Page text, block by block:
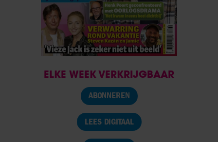
ELKE WEEK VERKRIJGBAAR
ABONNEREN
LEES DIGITAAL